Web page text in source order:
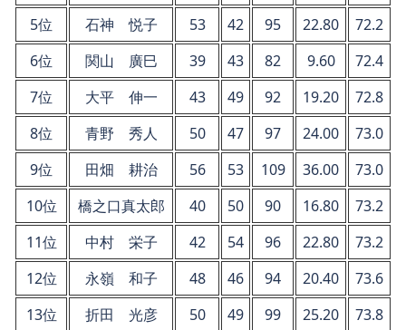
5位
石神 悦子 53 42 95 22.80
72.2
6位
関山 廣巳 39 43 82 9.60
72.4
7位
大平 伸一 43 49 92 19.20
72.8
8位
青野 秀人 50 47 97 24.00
73.0
9位
田畑 耕治 56 53 109 36.00
73.0
10位
橋之口真太郎 40 50 90 16.80
73.2
11位
中村 栄子 42 54 96 22.80
73.2
12位
永嶺 和子 48 46 94 20.40
73.6
13位
折田 光彦 50 49 99 25.20
73.8